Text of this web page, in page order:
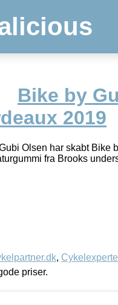
Bike by
2019
Olsen har skabt Bike
fra Brooks
,
priser.